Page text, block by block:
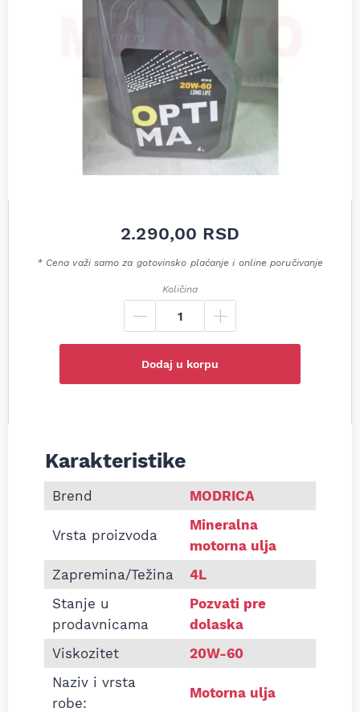
2.290,00 RSD
* Cena važi samo za gotovinsko plaćanje i online poručivanje
Količina
Dodaj u korpu
Informacije o Motorno ulje Modriča Optima Long
Karakteristike
Brend MODRICA
Vrsta proizvoda
Mineralna
motorna ulja
Zapremina/Težina
4L
Stanje u
prodavnicama
Pozvati pre
dolaska
Viskozitet
20W-60
Naziv i vrsta
robe:
Motorna ulja